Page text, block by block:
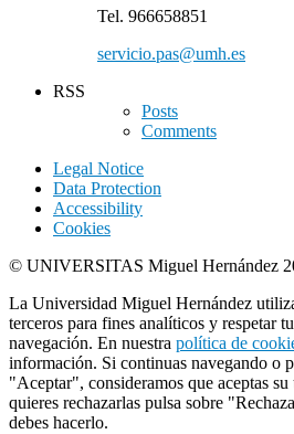
Tel. 966658851
servicio.pas@umh.es
RSS
Posts
Comments
Legal Notice
Data Protection
Accessibility
Cookies
© UNIVERSITAS Miguel Hernández
La Universidad Miguel Hernández
terceros para fines analíticos y respetar
navegación. En nuestra política de
información. Si continuas navegando o
"Aceptar", consideramos que aceptas
quieres rechazarlas pulsa sobre
debes hacerlo.